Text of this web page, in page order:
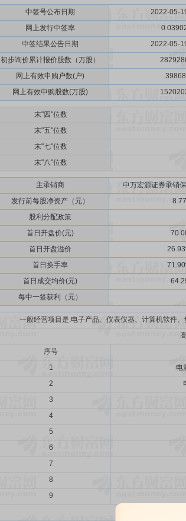
中签号公布日期 2022-05-
网上发行中签率
中签结果公告日期
2022-05-
初步询价累计报价股数（万股）
网上有效申购户数(户)
网上有效申购股数(万股)
末"四"位数
末"五"位数
末"七"位数
末"八"位数
主承销商 申万宏源证券承销
发行前每股净资产（元）
8.77
股利分配政策
首日开盘价(元)
首日开盘溢价
首日换手率
首日成交均价(元)
每中一签获利（元）
一般经营项目是:电子产品、仪表仪器、计算机软件
序号
1
电
2
3
4
5
6
7
8
9